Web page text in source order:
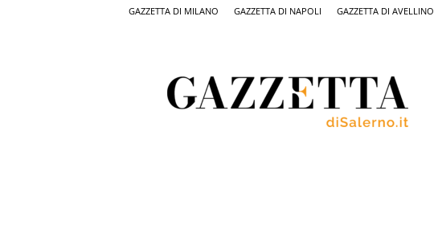
GAZZETTA DI MILANO GAZZETTA DI NAPOLI GAZZETTA DI AVELLINO
Salerno,
il
quotidiano